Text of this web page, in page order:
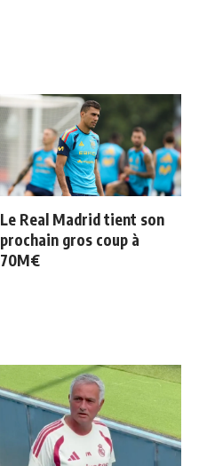
Le Real Madrid tient son
prochain gros coup à
70M€